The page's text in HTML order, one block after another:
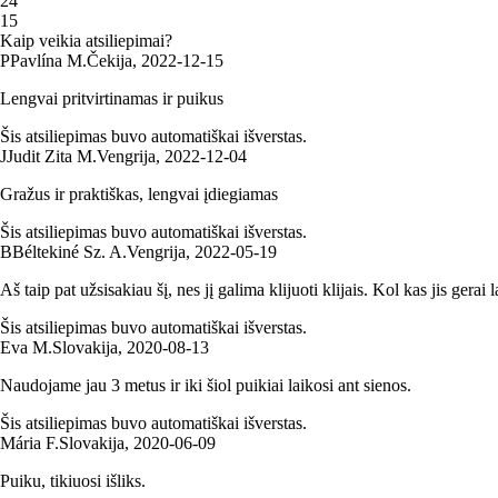
1 5
Kaip veikia atsiliepimai?
PPavlína M.Čekija, 2022‑12‑15
Lengvai pritvirtinamas ir puikus
Šis atsiliepimas buvo automatiškai išverstas.
JJudit Zita M.Vengrija, 2022‑12‑04
Gražus ir praktiškas, lengvai įdiegiamas
Šis atsiliepimas buvo automatiškai išverstas.
BBéltekiné Sz. A.Vengrija, 2022‑05‑19
Aš taip pat užsisakiau šį, nes jį galima klijuoti klijais. Kol kas jis gerai
Šis atsiliepimas buvo automatiškai išverstas.
Eva M.Slovakija, 2020‑08‑13
Naudojame jau 3 metus ir iki šiol puikiai laikosi ant sienos.
Šis atsiliepimas buvo automatiškai išverstas.
Mária F.Slovakija, 2020‑06‑09
Puiku, tikiuosi išliks.